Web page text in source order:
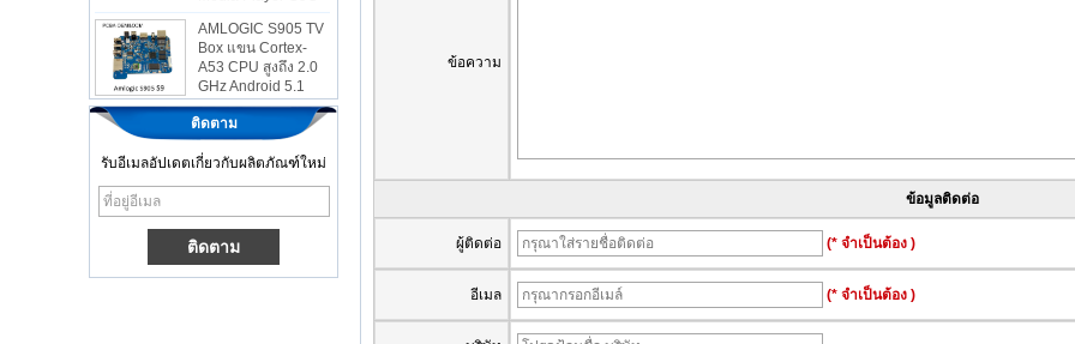
AMLOGIC S905 TV
Box แขน Cortex-
A53 CPU สูงถึง 2.0
GHz Android 5.1
Lollipop 1G/8G
4K2K Android TV
Box Box Media
Player S9
Android 6.0 OS
Box Quad Core Ott
TV Box VP9 H.265
ติดตาม
รับอีเมลอัปเดตเกี่ยวกับผลิตภัณฑ์ใหม่
ข้อความ
ข้อมูลติดต่อ
ผู้ติดต่อ (* จำเป็นต้อง )
อีเมล (* จำเป็นต้อง )